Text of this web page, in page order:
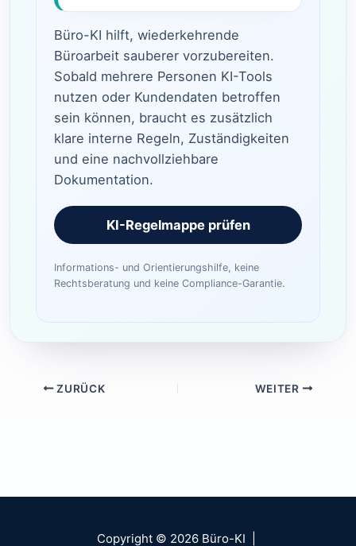
Büro-KI hilft, wiederkehrende
Büroarbeit sauberer vorzubereiten.
Sobald mehrere Personen KI-Tools
nutzen oder Kundendaten betroffen
sein können, braucht es zusätzlich
klare interne Regeln, Zuständigkeiten
und eine nachvollziehbare
Dokumentation.
KI-Regelmappe prüfen
Informations- und Orientierungshilfe, keine
Rechtsberatung und keine Compliance-Garantie.
ZURÜCK WEITER
Copyright © 2026 Büro-KI |